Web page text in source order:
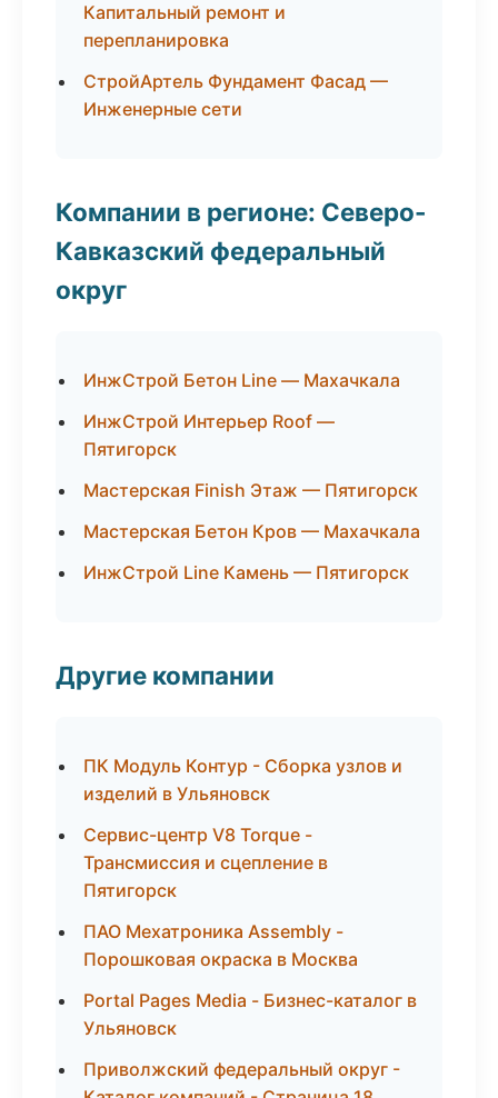
Капитальный ремонт и
перепланировка
СтройАртель Фундамент Фасад —
Инженерные сети
Компании в регионе: Северо-
Кавказский федеральный
округ
ИнжСтрой Бетон Line — Махачкала
ИнжСтрой Интерьер Roof —
Пятигорск
Мастерская Finish Этаж — Пятигорск
Мастерская Бетон Кров — Махачкала
ИнжСтрой Line Камень — Пятигорск
Другие компании
ПК Модуль Контур - Сборка узлов и
изделий в Ульяновск
Сервис-центр V8 Torque -
Трансмиссия и сцепление в
Пятигорск
ПАО Мехатроника Assembly -
Порошковая окраска в Москва
Portal Pages Media - Бизнес-каталог в
Ульяновск
Приволжский федеральный округ -